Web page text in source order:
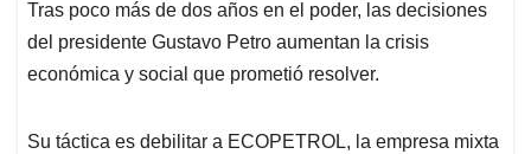
s
A
p
b
o
o
e
d
I
l
a
d
s
Tras poco más de dos años en el poder, las decisiones
del presidente Gustavo Petro aumentan la crisis
económica y social que prometió resolver.
Su táctica es debilitar a ECOPETROL, la empresa mixta